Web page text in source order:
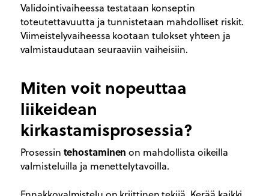
Validointivaiheessa testataan konseptin
toteutettavuutta ja tunnistetaan mahdolliset riskit.
Viimeistelyvaiheessa kootaan tulokset yhteen ja
valmistaudutaan seuraaviin vaiheisiin.
Miten voit nopeuttaa
liikeidean
kirkastamisprosessia?
Prosessin tehostaminen on mahdollista oikeilla
valmisteluilla ja menettelytavoilla.